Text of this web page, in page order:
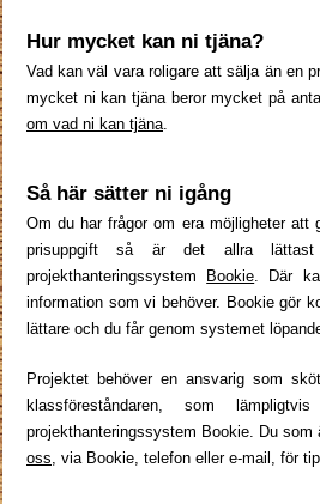
Hur mycket kan ni tjäna?
Vad kan väl vara roligare att sälja än en
mycket ni kan tjäna beror mycket på
om vad ni kan tjäna.
Så här sätter ni igång
Om du har frågor om era möjligheter
prisuppgift så är det allra
projekthanteringssystem
Bookie. Där
information som vi behöver. Bookie gör
lättare och du får genom systemet
Projektet behöver en ansvarig som
klassföreståndaren, som
projekthanteringssystem Bookie. Du
oss, via Bookie, telefon eller e-mail, för